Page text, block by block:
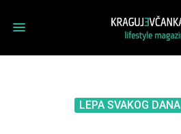
LEPA SVAKOG DANA